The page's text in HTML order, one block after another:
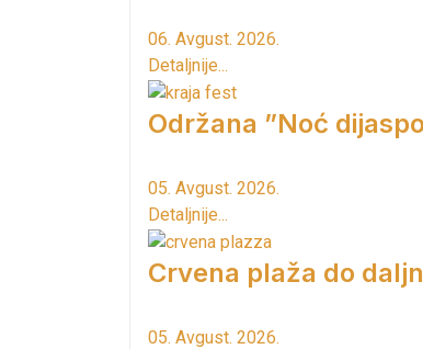
06. Avgust. 2026.
Detaljnije...
Održana ”Noć
05. Avgust. 2026.
Detaljnije...
Crvena plaža do
05. Avgust. 2026.